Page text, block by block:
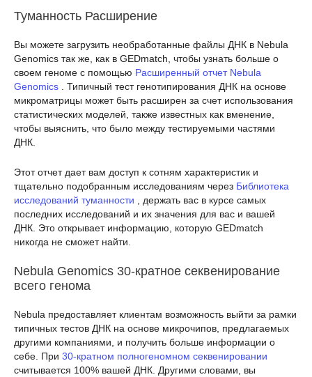
Туманность Расширение
Вы можете загрузить необработанные файлы ДНК в Nebula
Genomics так же, как в GEDmatch, чтобы узнать больше о
своем геноме с помощью Расширенный отчет Nebula
Genomics . Типичный тест генотипирования ДНК на основе
микроматрицы может быть расширен за счет использования
статистических моделей, также известных как вменение,
чтобы выяснить, что было между тестируемыми частями
ДНК.
Этот отчет дает вам доступ к сотням характеристик и
тщательно подобранным исследованиям через Библиотека
исследований туманности , держать вас в курсе самых
последних исследований и их значения для вас и вашей
ДНК. Это открывает информацию, которую GEDmatch
никогда не сможет найти.
Nebula Genomics 30-кратное секвенирование
всего генома
Nebula предоставляет клиентам возможность выйти за рамки
типичных тестов ДНК на основе микрочипов, предлагаемых
другими компаниями, и получить больше информации о
себе. При 30-кратном полногеномном секвенировании
считывается 100% вашей ДНК. Другими словами, вы